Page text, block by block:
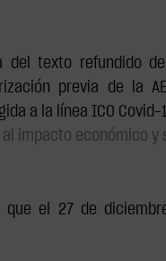
texto refundido
previa de la
a la línea ICO Covid-
impacto económico y
el 27 de